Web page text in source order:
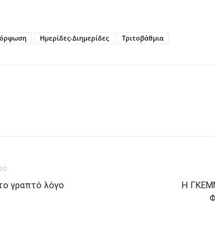
Ημερίδες-Διημερίδες Τριτοβάθμια
γραπτό λόγο
Η